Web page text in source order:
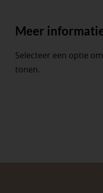
Meer
Selecteer een optie
tonen.